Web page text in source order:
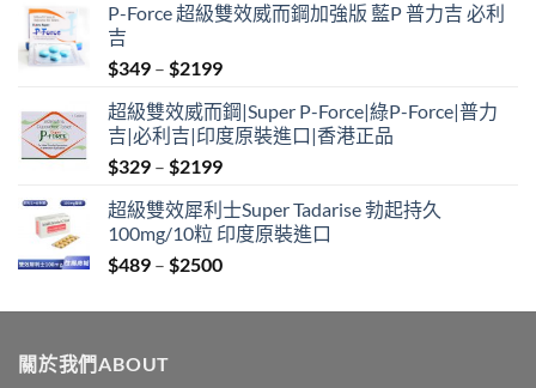
P-Force 超級雙效威而鋼加強版 藍P 普力吉 必利
吉
$349 – $2199Price
$349
through
$2199
超級雙效威而鋼|Super P-Force|綠P-Force|普力
吉|必利吉|印度原裝進口|香港正品
$329 – $2199Price
$329
through
$2199
超級雙效犀利士Super Tadarise 勃起持久
100mg/10粒 印度原裝進口
$489 – $2500Price
$489
關於我們ABOUT